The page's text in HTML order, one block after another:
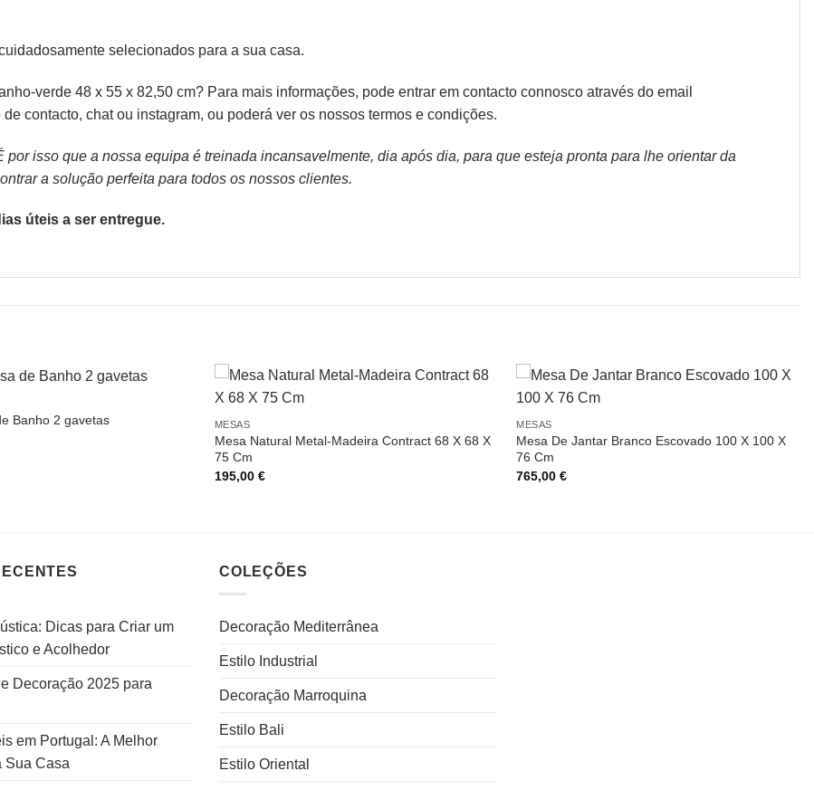
selecionados para a sua casa.
verde 48 x 55 x 82,50 cm? Para mais informações, pode entrar em contacto connosco através do email
de contacto, chat ou instagram, ou poderá ver os nossos termos e condições.
isso que a nossa equipa é treinada incansavelmente, dia após dia, para que esteja pronta para lhe orientar da
a solução perfeita para todos os nossos clientes.
úteis a ser entregue.
Banho 2 gavetas
MESAS
Mesa Natural Metal-Madeira Contract 68 X 68 X
75 Cm
195,00 €
MESAS
Mesa De Jantar Branco Escovado 100 X 100 X
76 Cm
765,00€
Dicas para Criar um
e Acolhedor
Decoração 2025 para
em Portugal: A Melhor
Sua Casa
COLEÇÕES
Decoração Mediterrânea
Estilo Industrial
Decoração Marroquina
Estilo Bali
Estilo Oriental